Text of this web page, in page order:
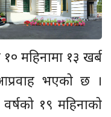
महिनामा १३ खर्ब
भएको छ ।
१९ महिनाको